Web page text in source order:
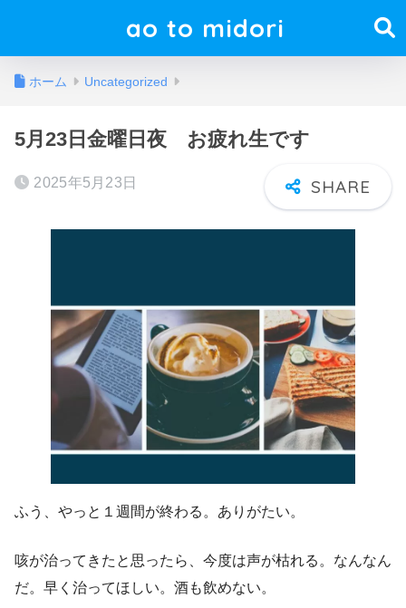
ao to midori
ホーム Uncategorized
5月23日金曜日夜 お疲れ生です
2025年5月23日
ふう、やっと１週間が終わる。ありがたい。
咳が治ってきたと思ったら、今度は声が枯れる。なんなん
だ。早く治ってほしい。酒も飲めない。